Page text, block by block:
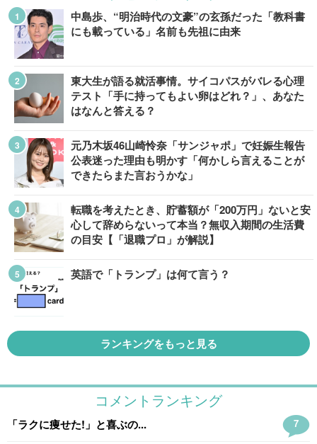
中島歩、“明治時代の文豪”の玄孫だった「教科書
にも載っている」名前も先祖に由来
東大生が語る就活事情。サイコパスがバレる心理
テスト「手に持ってもよい卵はどれ？」、あなた
はなんと答える？
元乃木坂46山崎怜奈「サンジャポ」で妊娠生報告
公表迷った理由も明かす「何かしら言えることが
できたらまた言おうかな」
転職を考えたとき、貯蓄額が「200万円」ないと安
心して辞めらないって本当？無収入期間の生活費
の目安【「退職プロ」が解説】
英語で「トランプ」は何て言う？
ランキングをもっと見る